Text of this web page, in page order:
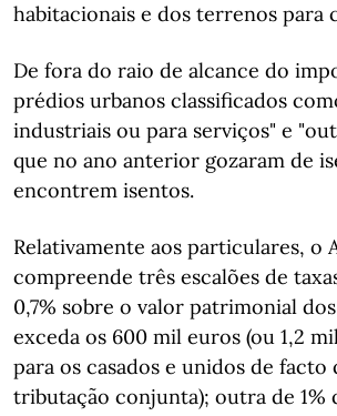
habitacionais e dos terrenos para
De fora do raio de alcance do
prédios urbanos classificados
industriais ou para serviços" e
que no ano anterior gozaram de
encontrem isentos.
Relativamente aos particulares, o
compreende três escalões de
0,7% sobre o valor patrimonial
exceda os 600 mil euros (ou 1,2
para os casados e unidos de facto
tributação conjunta); outra de 1%